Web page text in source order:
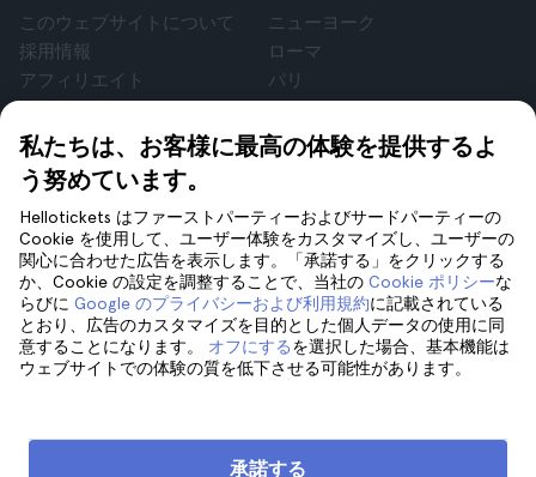
私たちは、お客様に最高の体験を提供するよ
う努めています。
Hellotickets はファーストパーティーおよびサードパーティーの
Cookie を使用して、ユーザー体験をカスタマイズし、ユーザーの
関心に合わせた広告を表示します。「承諾する」をクリックする
か、Cookie の設定を調整することで、当社の Cookie ポリシーな
らびに Google のプライバシーおよび利用規約に記載されている
とおり、広告のカスタマイズを目的とした個人データの使用に同
意することになります。 オフにするを選択した場合、基本機能は
ウェブサイトでの体験の質を低下させる可能性があります。
承諾する
このウェブサイトについて
採用情報
アフィリエイト
個人情報保護方針
利用規約
法律相談
cookie
ニューヨーク
ローマ
パリ
グラナダ
サポート
サポート
お問い合わせ
フォローしてください